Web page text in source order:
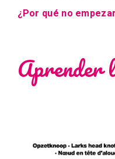
¿Por qué no
Aprender